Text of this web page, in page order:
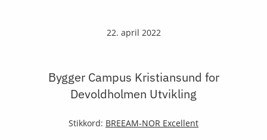
22. april 2022
Bygger Campus Kristiansund for
Devoldholmen Utvikling
Stikkord: BREEAM-NOR Excellent